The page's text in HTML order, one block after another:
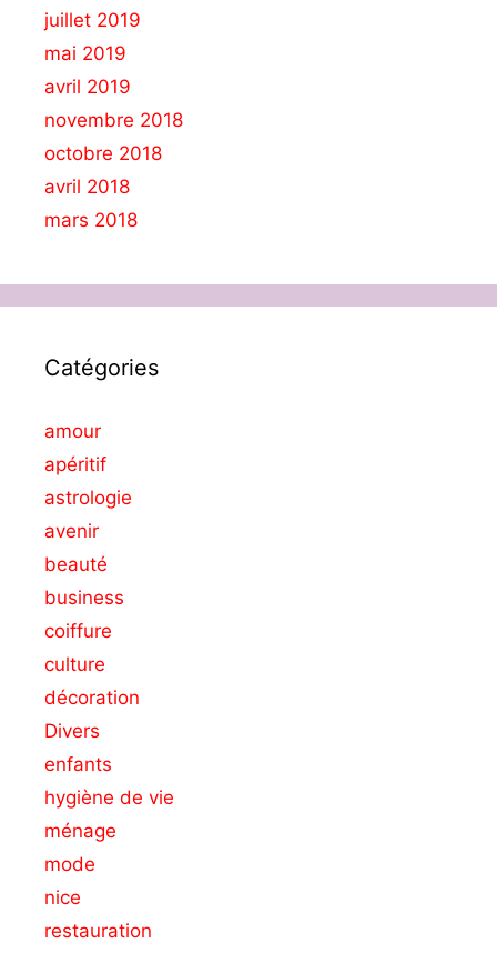
juillet 2019
mai 2019
avril 2019
novembre 2018
octobre 2018
avril 2018
mars 2018
Catégories
amour
apéritif
astrologie
avenir
beauté
business
coiffure
culture
décoration
Divers
enfants
hygiène de vie
ménage
mode
nice
restauration